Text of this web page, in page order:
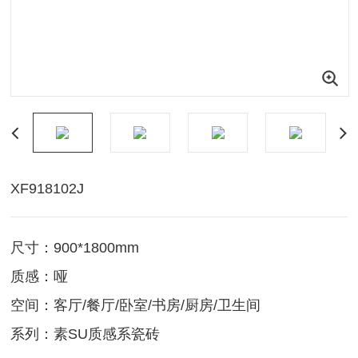
XF918102J
尺寸：900*1800mm
质感：哑
空间：客厅/餐厅/卧室/书房/厨房/卫生间
系列：素SU质感系瓷砖